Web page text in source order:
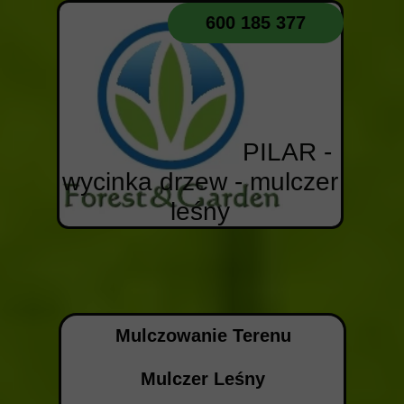
600 185 377
PILAR -
wycinka drzew - mulczer
leśny
Mulczowanie Terenu
Mulczer Leśny